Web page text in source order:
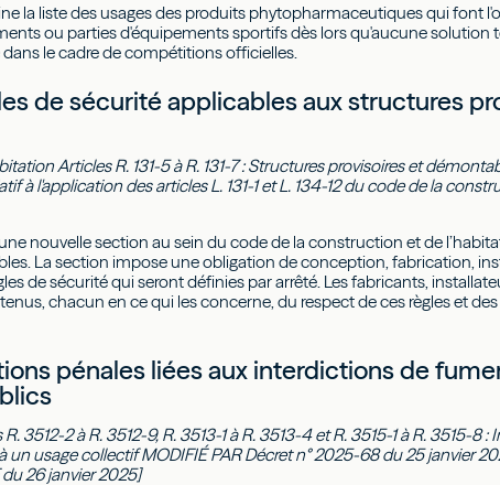
la liste des usages des produits phytopharmaceutiques qui font
ou parties d'équipements sportifs dès lors qu'aucune solution
le cadre de compétitions officielles.
de sécurité applicables aux structures
Articles R. 131-5 à R. 131-7 : Structures provisoires et
à l'application des articles L. 131-1 et L. 134-12 du code de la
nouvelle section au sein du code de la construction et de
La section impose une obligation de conception, fabrication,
de sécurité qui seront définies par arrêté. Les fabricants,
chacun en ce qui les concerne, du respect de ces règles et
pénales liées aux interdictions de
3512-2 à R. 3512-9, R. 3513-1 à R. 3513-4 et R. 3515-1 à R. 3515-8
un usage collectif MODIFIÉ PAR Décret n° 2025-68 du 25 janvier
26 janvier 2025]